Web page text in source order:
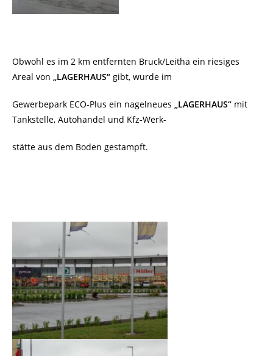
Obwohl es im 2 km entfernten Bruck/Leitha ein riesiges
Areal von „LAGERHAUS“ gibt, wurde im
Gewerbepark ECO-Plus ein nagelneues „LAGERHAUS“ mit
Tankstelle, Autohandel und Kfz-Werk-
stätte aus dem Boden gestampft.